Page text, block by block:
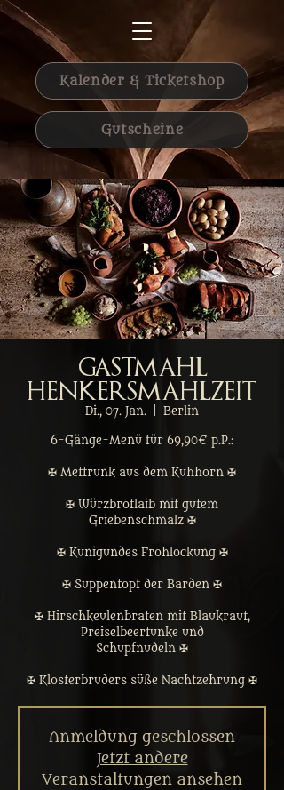
Gutscheine
Kalender & Ticketshop
Gastmahl
Henkersmahlzeit
Di., 07. Jan. Berlin
6-Gänge-Menü für 69,90€ p.P.:
✠ Mettrunk aus dem Kuhhorn ✠
✠ Würzbrotlaib mit gutem
Griebenschmalz ✠
✠ Kunigundes Frohlockung ✠
✠ Suppentopf der Barden ✠
✠ Hirschkeulenbraten mit Blaukraut,
Preiselbeertunke und
Schupfnudeln ✠
✠ Klosterbruders süße Nachtzehrung ✠
Anmeldung geschlossen
Jetzt andere
Veranstaltungen ansehen